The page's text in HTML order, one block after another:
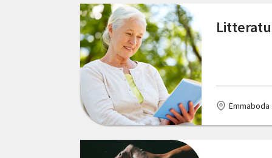
Klintehamn
Kramfors
Kristianstad
Krylbo Emmaboda